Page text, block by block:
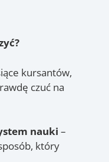
kursantów,
czuć na
nauki –
który